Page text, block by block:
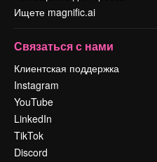
Ищете magnific.ai
Связаться с нами
Клиентская поддержка
Instagram
YouTube
LinkedIn
TikTok
Discord